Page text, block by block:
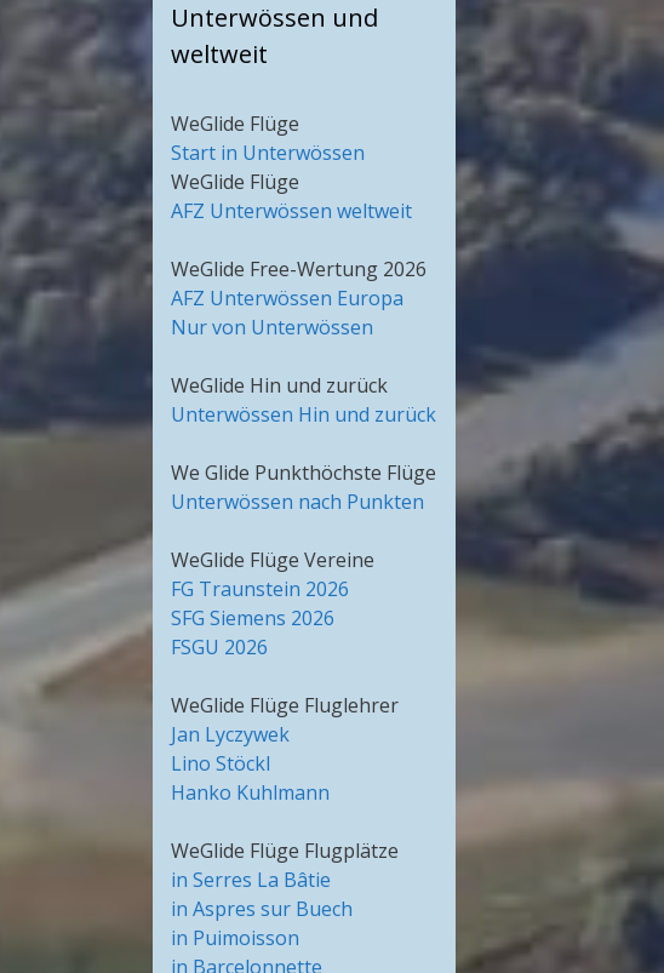
Unterwössen und
weltweit
WeGlide Flüge
Start in Unterwössen
WeGlide Flüge
AFZ Unterwössen weltweit
WeGlide Free-Wertung 2026
AFZ Unterwössen Europa
Nur von Unterwössen
WeGlide Hin und zurück
Unterwössen Hin und zurück
We Glide Punkthöchste Flüge
Unterwössen nach Punkten
WeGlide Flüge Vereine
FG Traunstein 2026
SFG Siemens 2026
FSGU 2026
WeGlide Flüge Fluglehrer
Jan Lyczywek
Lino Stöckl
Hanko Kuhlmann
WeGlide Flüge Flugplätze
in Serres La Bâtie
in Aspres sur Buech
in Puimoisson
in Barcelonnette